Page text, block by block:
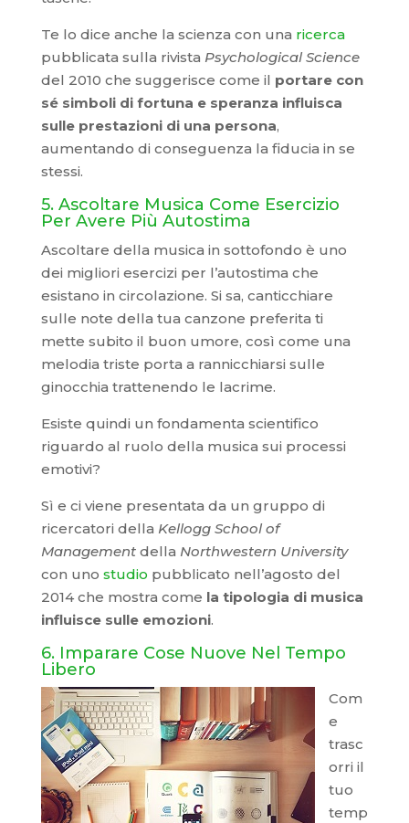
Te lo dice anche la scienza con una ricerca
pubblicata sulla rivista Psychological Science
del 2010 che suggerisce come il portare con
sé simboli di fortuna e speranza influisca
sulle prestazioni di una persona,
aumentando di conseguenza la fiducia in se
stessi.
5. Ascoltare Musica Come Esercizio
Per Avere Più Autostima
Ascoltare della musica in sottofondo è uno
dei migliori esercizi per l’autostima che
esistano in circolazione. Si sa, canticchiare
sulle note della tua canzone preferita ti
mette subito il buon umore, così come una
melodia triste porta a rannicchiarsi sulle
ginocchia trattenendo le lacrime.
Esiste quindi un fondamenta scientifico
riguardo al ruolo della musica sui processi
emotivi?
Sì e ci viene presentata da un gruppo di
ricercatori della Kellogg School of
Managementdella Northwestern University
con uno studio pubblicato nell’agosto del
2014 che mostra come la tipologia di musica
influisce sulle emozioni.
6. Imparare Cose Nuove Nel Tempo
Libero
Com
e
trasc
orri il
tuo
temp